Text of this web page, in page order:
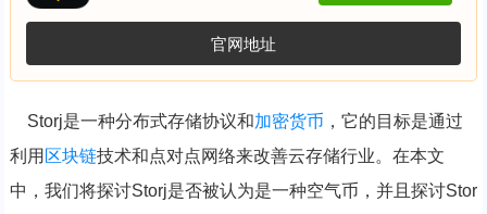
官网地址
Storj是一种分布式存储协议和加密货币 ，它的目标是通过
利用 区块链技术和点对点网络来改善云存储行业。在本文
中，我们将探讨Storj是否被认为是一种空气币，并且探讨Stor